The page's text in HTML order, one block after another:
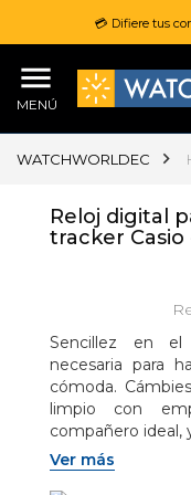
💳 Difiere tus
MENÚ
WATCHWORLDEC
Reloj digital
tracker
Sencillez en el
necesaria para
cómoda.
limpio con
compañero ideal,
practicar deportes
Ver más